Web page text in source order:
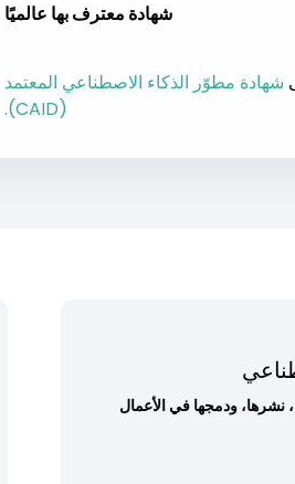
شهادة معترف بها عالميًا
شهادة مطوّر الذكاء الاصطناعي المعتمد
(CAID).
نشرها، ودمجها في الأعمال